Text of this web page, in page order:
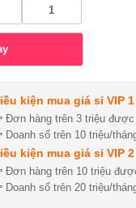
kiện mua giá sỉ VIP 1
Đơn hàng trên 3 triệu
Doanh số trên 10 triệu/
kiện mua giá sỉ VIP 2
Đơn hàng trên 10 triệu
Doanh số trên 20 triệu/